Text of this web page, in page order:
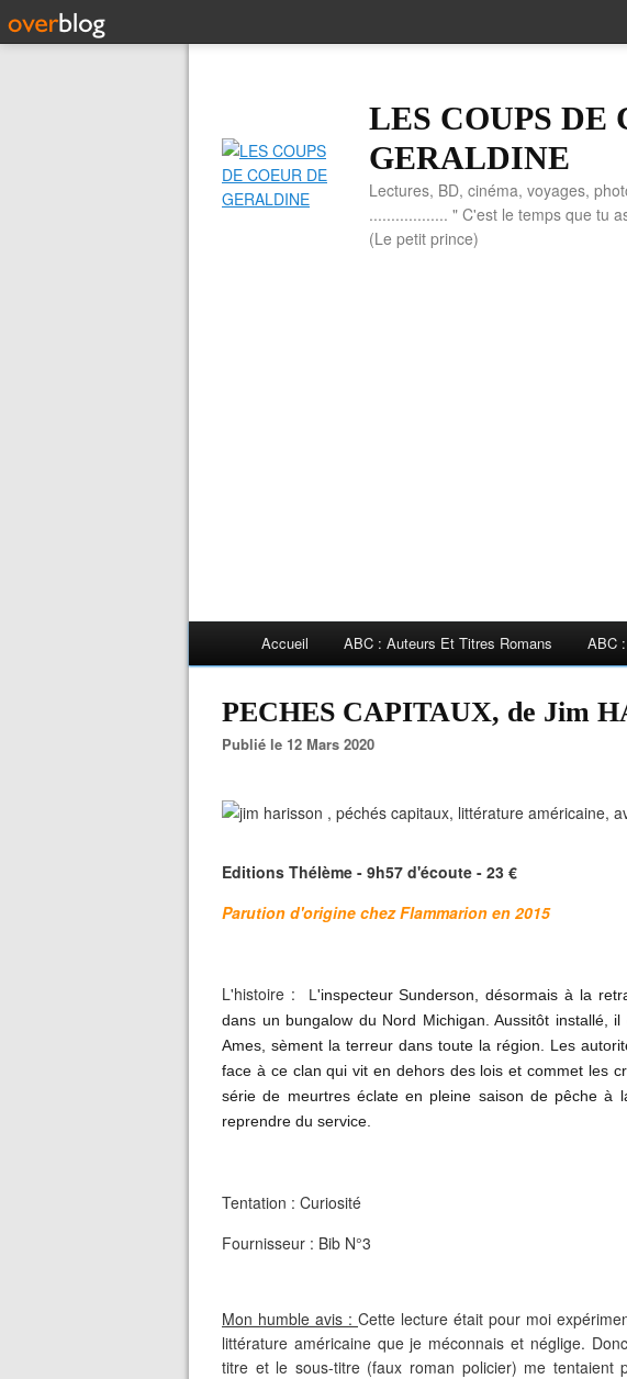
LES COUPS DE
GERALDINE
Lectures, BD, cinéma, voyages,
.................. " C'est le temps que tu
(Le petit prince)
Accueil ABC : Auteurs Et Titres Romans ABC
PECHES CAPITAUX, de Jim
Publié le 12 Mars 2020
Editions Thélème - 9h57 d'écoute - 23 €
Parution d'origine chez Flammarion en 2015
L'histoire : L 'inspecteur Sunderson, désormais à la
dans un bungalow du Nord Michigan. Aussitôt installé,
Ames, sèment la terreur dans toute la région. Les
face à ce clan qui vit en dehors des lois et commet les
série de meurtres éclate en pleine saison de pêche à
reprendre du service.
Tentation : Curiosité
Fournisseur : Bib N°3
Mon humble avis : Cette lecture était pour moi
littérature américaine que je méconnais et néglige.
titre et le sous-titre (faux roman policier) me tentaient